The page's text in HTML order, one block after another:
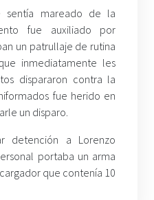
sentía mareado de la
fue auxiliado por
un patrullaje de rutina
inmediatamente les
dispararon contra la
fue herido en
un disparo.
detención a Lorenzo
portaba un arma
que contenía 10